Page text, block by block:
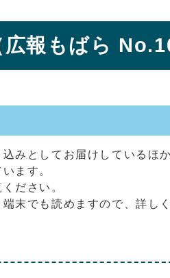
報もばら
込みとしてお届けしている
ます。
ださい。
末でも読めますので、詳し